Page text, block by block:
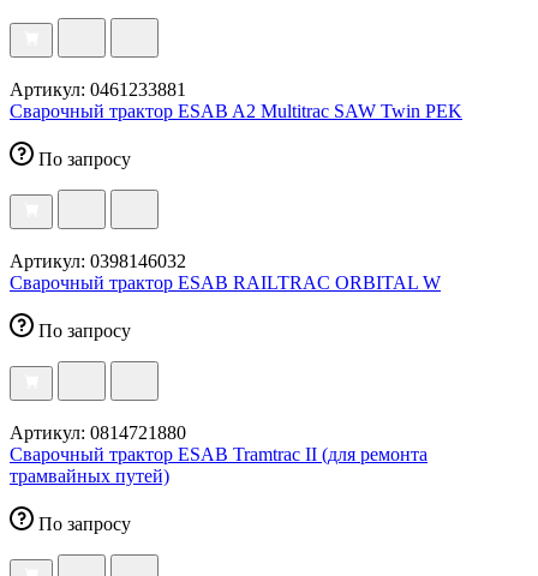
Артикул: 0461233881
Сварочный трактор ESAB A2 Multitrac SAW Twin PEK
По запросу
Артикул: 0398146032
Сварочный трактор ESAB RAILTRAC ORBITAL W
По запросу
Артикул: 0814721880
Сварочный трактор ESAB Tramtrac II (для ремонта
трамвайных путей)
По запросу